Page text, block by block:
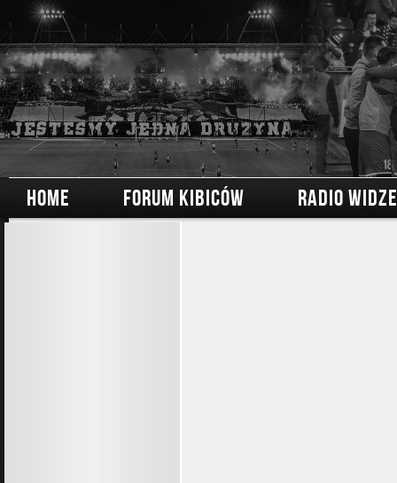
HOME FORUM KIBICÓW RADIO